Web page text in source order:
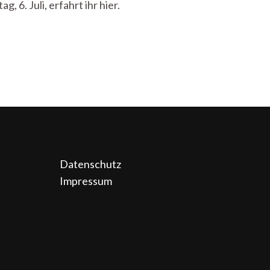
6. Juli, erfahrt ihr hier.
Datenschutz
Impressum